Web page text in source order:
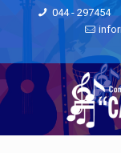
044 - 297454